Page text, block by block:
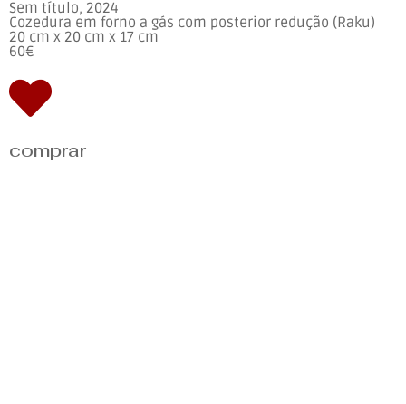
Sem título, 2024
Cozedura em forno a gás com posterior redução (Raku)
20 cm x 20 cm x 17 cm
60€
comprar